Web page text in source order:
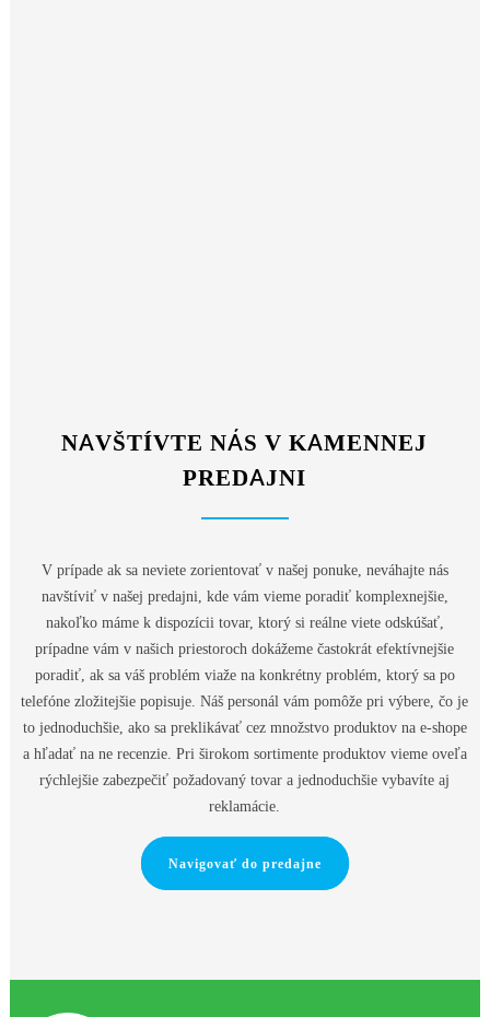
NAVŠTÍVTE NÁS V KAMENNEJ
PREDAJNI
V prípade ak sa neviete zorientovať v našej ponuke, neváhajte nás
navštíviť v našej predajni, kde vám vieme poradiť komplexnejšie,
nakoľko máme k dispozícii tovar, ktorý si reálne viete odskúšať,
prípadne vám v našich priestoroch dokážeme častokrát efektívnejšie
poradiť, ak sa váš problém viaže na konkrétny problém, ktorý sa po
telefóne zložitejšie popisuje. Náš personál vám pomôže pri výbere, čo je
to jednoduchšie, ako sa preklikávať cez množstvo produktov na e-shope
a hľadať na ne recenzie. Pri širokom sortimente produktov vieme oveľa
rýchlejšie zabezpečiť požadovaný tovar a jednoduchšie vybavíte aj
reklamácie.
Navigovať do predajne